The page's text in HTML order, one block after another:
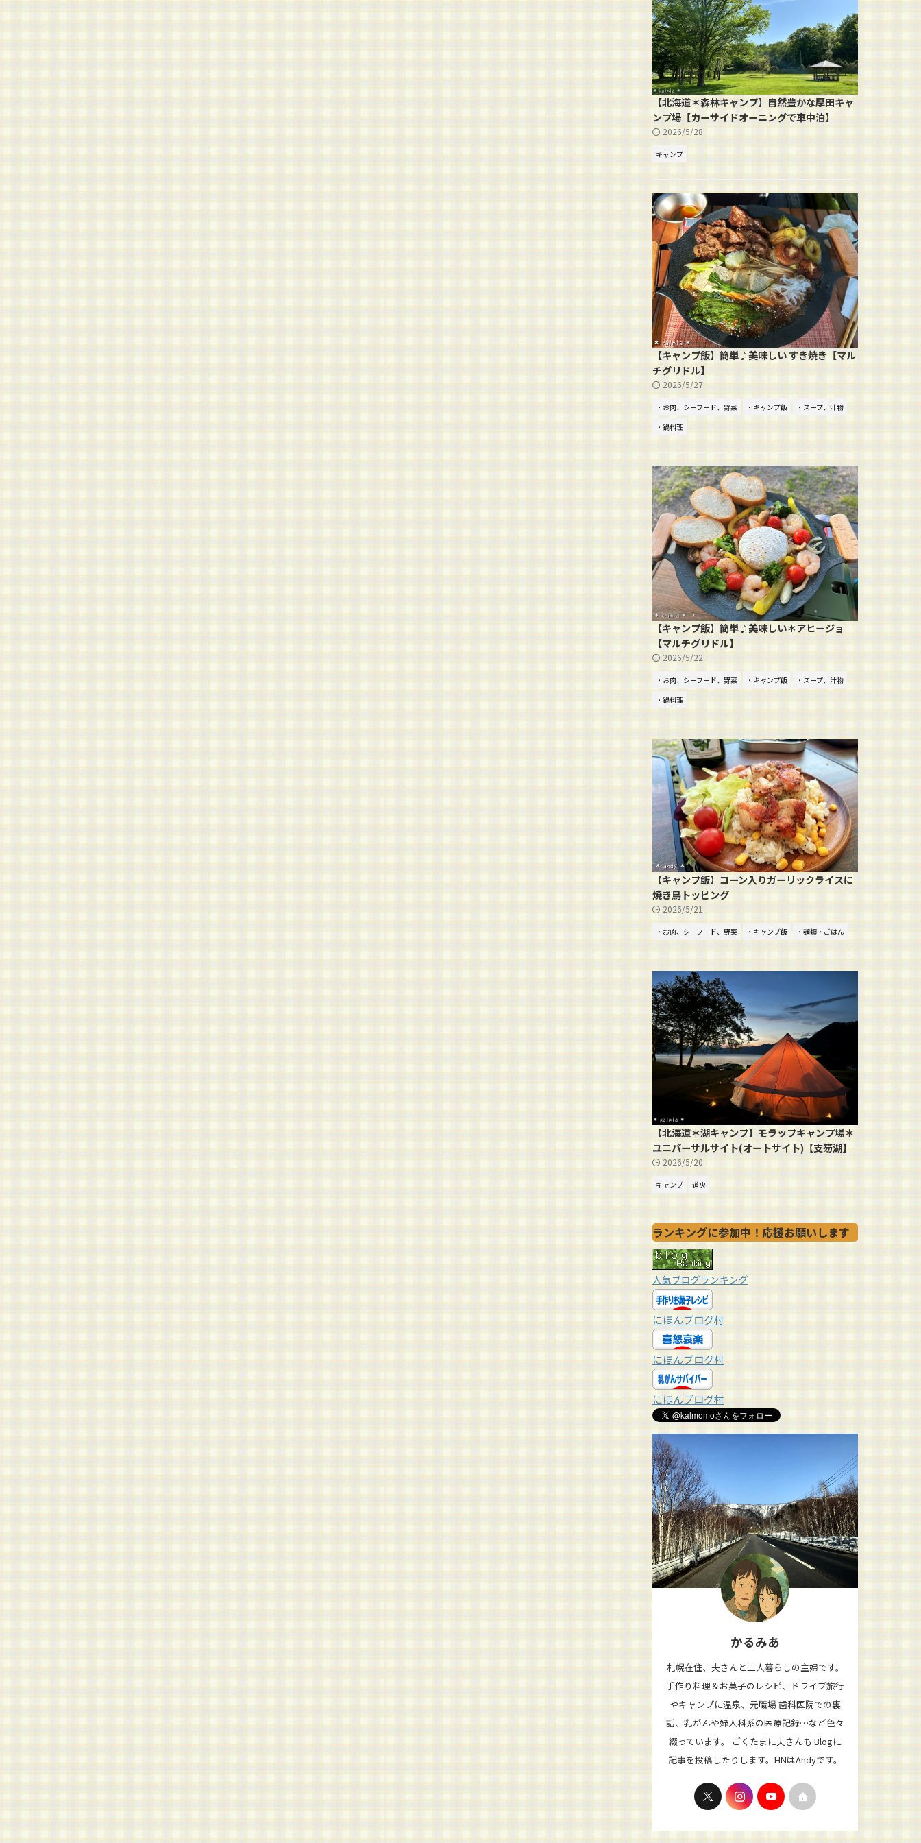
【北海道＊森林キャンプ】自然豊かな厚田キャ
ンプ場【カーサイドオーニングで車中泊】
2026/5/28
キャンプ
【キャンプ飯】簡単♪美味しい すき焼き【マル
チグリドル】
2026/5/27
・お肉、シーフード、野菜 ・キャンプ飯
・スープ、汁物
・鍋料理
【キャンプ飯】簡単♪美味しい＊アヒージョ
【マルチグリドル】
2026/5/22
・お肉、シーフード、野菜 ・キャンプ飯
・スープ、汁物
・鍋料理
【キャンプ飯】コーン入りガーリックライスに
焼き鳥トッピング
2026/5/21
・お肉、シーフード、野菜 ・キャンプ飯 ・麺類・ごはん
【北海道＊湖キャンプ】モラップキャンプ場＊
ユニバーサルサイト(オートサイト)【支笏湖】
2026/5/20
キャンプ 道央
ランキングに参加中！応援お願いします
人気ブログランキング
にほんブログ村
にほんブログ村
にほんブログ村
かるみあ
札幌在住、夫さんと二人暮らしの主婦です。
手作り料理＆お菓子のレシピ、ドライブ旅行
やキャンプに温泉、元職場 歯科医院での裏
話、乳がんや婦人科系の医療記録…など色々
綴っています。 ごくたまに夫さんも Blogに
記事を投稿したりします。HNはAndyです。